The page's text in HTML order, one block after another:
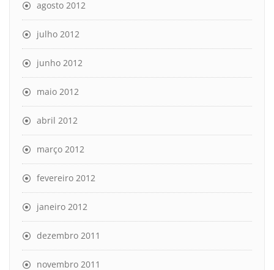
agosto 2012
julho 2012
junho 2012
maio 2012
abril 2012
março 2012
fevereiro 2012
janeiro 2012
dezembro 2011
novembro 2011